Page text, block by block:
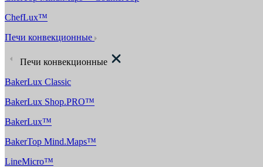
ChefLux™
Печи конвекционные
Печи конвекционные
BakerLux Classic
BakerLux Shop.PRO™
BakerLux™
BakerTop Mind.Maps™
LineMicro™